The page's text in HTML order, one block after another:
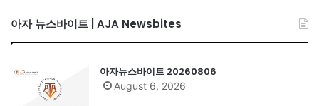
아자 뉴스바이트 | AJA Newsbites
아자뉴스바이트 20260806
August 6, 2026